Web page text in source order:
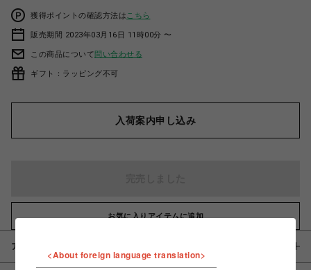
獲得ポイントの確認方法は こちら
販売期間 2023年03月16日 11時00分 〜
この商品について問い合わせる
ギフト：ラッピング不可
入荷案内申し込み
お気に入りアイテムに追加
アイテム説明 / 素材
<About foreign language translation>